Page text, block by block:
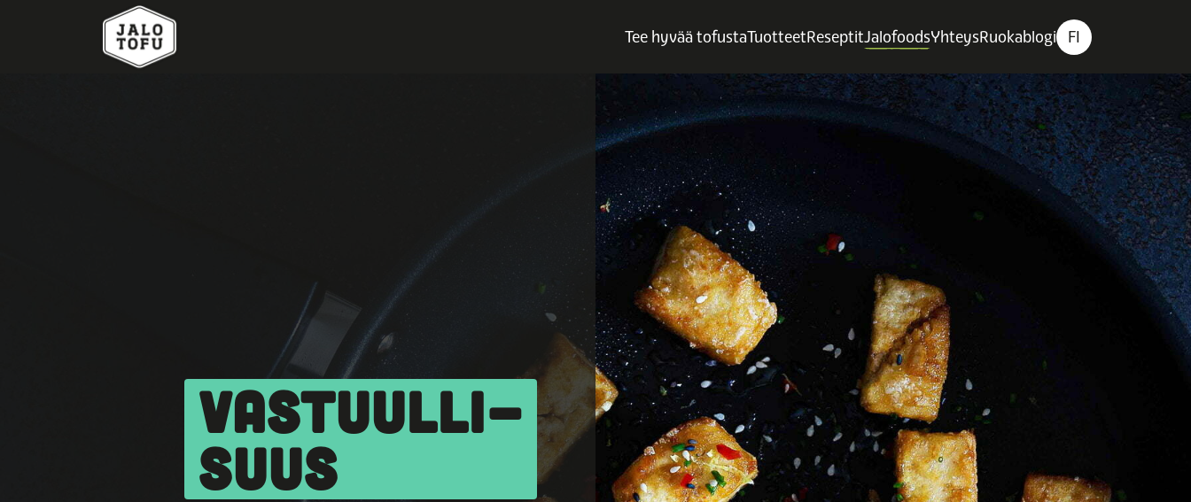
Tee hyvää tofustaTuotteetReseptitJalofoodsYhteysRuokablogi FI
VASTUULLI­
SUUS